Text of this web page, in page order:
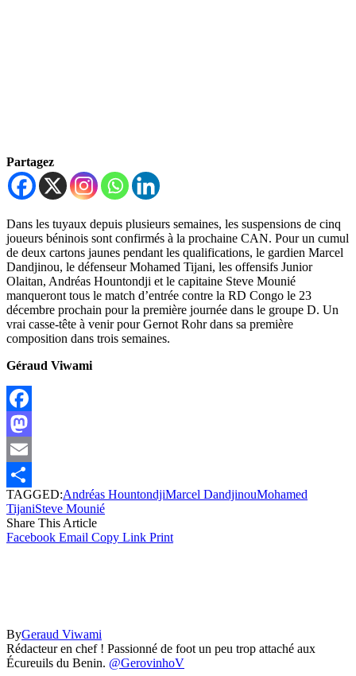
Partagez
Dans les tuyaux depuis plusieurs semaines, les suspensions de cinq
joueurs béninois sont confirmés à la prochaine CAN. Pour un cumul
de deux cartons jaunes pendant les qualifications, le gardien Marcel
Dandjinou, le défenseur Mohamed Tijani, les offensifs Junior
Olaitan, Andréas Hountondji et le capitaine Steve Mounié
manqueront tous le match d’entrée contre la RD Congo le 23
décembre prochain pour la première journée dans le groupe D. Un
vrai casse-tête à venir pour Gernot Rohr dans sa première
composition dans trois semaines.
Géraud Viwami
Facebook
Mastodon
Email
Partager
TAGGED:Andréas HountondjiMarcel DandjinouMohamed
TijaniSteve Mounié
Share This Article
Facebook Email Copy Link Print
ByGeraud Viwami
Rédacteur en chef ! Passionné de foot un peu trop attaché aux
Écureuils du Benin. @GerovinhoV